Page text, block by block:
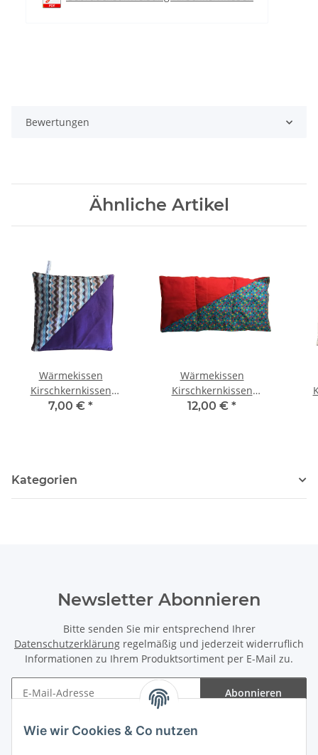
Wie wir Cookies & Co nutzen
Bewertungen
Ähnliche Artikel
Wärmekissen
Kirschkernkissen
quadratisch zweifarbig
7,00 € *
Wärmekissen
Kirschkernkissen
zweifarbig "bunte
12,00 € *
Kategorien
Newsletter Abonnieren
Bitte senden Sie mir entsprechend Ihrer
Datenschutzerklärung regelmäßig und jederzeit widerruflich
Informationen zu Ihrem Produktsortiment per E-Mail zu.
Abonnieren